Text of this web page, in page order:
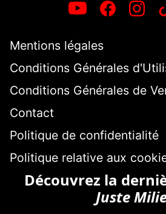
Mentions légales
Conditions Générales
Conditions Générales de
Contact
Politique de confidentialité
Politique relative aux
Découvrez la
Juste